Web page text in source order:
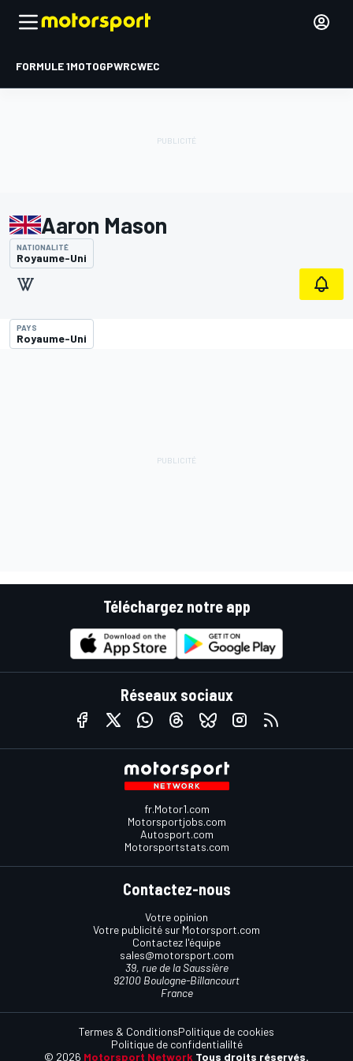
FORMULE 1MOTOGPWRCWEC
Aaron Mason
NATIONALITÉ
Royaume-Uni
PAYS
Royaume-Uni
Téléchargez notre app
Réseaux sociaux
fr.Motor1.com
Motorsportjobs.com
Autosport.com
Motorsportstats.com
Contactez-nous
Votre opinion
Votre publicité sur Motorsport.com
Contactez l'équipe
sales@motorsport.com
39, rue de la Saussière
92100 Boulogne-Billancourt
France
© 2026 Motorsport Network Tous droits réservés.
Termes & ConditionsPolitique de cookies
Politique de confidentialilté